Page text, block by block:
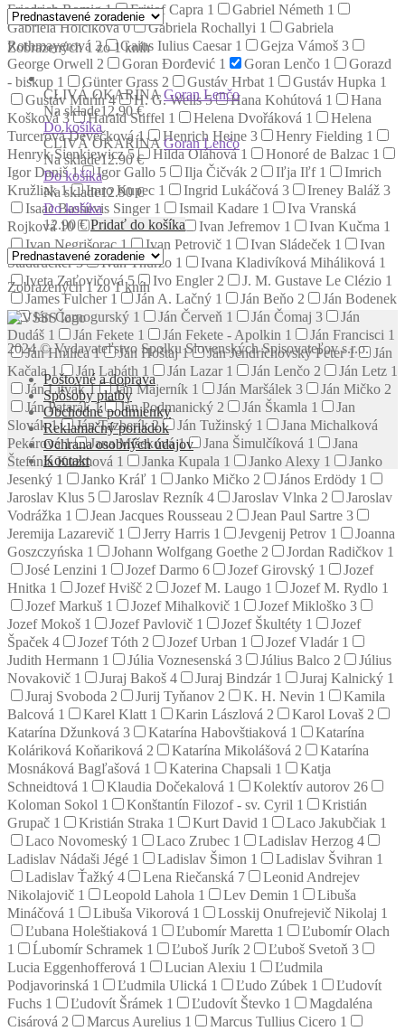
Friedrich Romig1 Fritjof Capra 1 Gabriel Németh 1
Gabriela Holčíková0 Gabriela Rochallyi 1
Gabriela
Rothmayerová 2 Gaius Iulius Caesar 1 Gejza Vámoš 3
George Orwell 2 Goran Đorđević 1 Goran Lenčo 1
Gorazd
- biskup 1 Günter Grass 2 Gustáv Hrbat 1 Gustáv Hupka 1
Gustáv Murín4 H. G. Wells5 Hana Kohútová 1
Hana
Košková3 Harald Stiffel 1 Helena Dvořáková 1
Helena
Turcerová Devečková1 Henrich Heine 3 Henry Fielding 1
Henryk Sienkiewicz5 Hilda Oláhová1 Honoré de Balzac 1
Igor Daniš1 Igor Gallo 5 Ilja Čičvák 2 Iľja Iľf 1
Imrich
Kružliak1 Imro Kupec 1 Ingrid Lukáčová 3 Ireney Baláž 3
Isaac Bashevis Singer 1 Ismail Kadare 1
Iva Vranská
Rojková10 Ivan Izakovič1 Ivan Jefremov 1 Ivan Kučma 1
Ivan Negrišorac1 Ivan Petrovič 1 Ivan Sládeček 1
Ivan
Stadtrucker3 Ivan Thurzo 1 Ivana Kladivíková Miháliková 1
Iveta Zaťovičová5 Ivo Engler 2 J. M. Gustave Le Clézio 1
James Fulcher 1 Ján A. Lačný 1 Ján Beňo 2
Ján Bodenek
1
Ján Čarnogurský 1 Ján Červeň 1 Ján Čomaj 3
Ján
Dudáš 1 Ján Fekete 1 Ján Fekete - Apolkin 1 Ján Francisci 1
Ján Hnilica1 Ján Hoštaj1 Ján Jendrichovský Peter1
Ján
Kačala1 Ján Labáth 1 Ján Lazar 1 Ján Lenčo 2 Ján Letz 1
Ján Litvák1 Ján Majerník 1 Ján Maršálek 3 Ján Mičko 2
Ján Patarák1 Ján Podmanický 2 Ján Škamla 1
Jan
Slovák1 Ján Tazberík2 Ján Tužinský 1
Jana Michalková
Pekárová1 Jana Mišeková1 Jana Šimulčíková 1
Jana
Štefánia Kuzmová 1 Janka Kupala 1 Janko Alexy 1
Janko
Jesenký 1 Janko Kráľ 1 Janko Mičko 2 János Erdödy 1
Jaroslav Klus 5 Jaroslav Rezník 4 Jaroslav Vlnka 2
Jaroslav
Vodrážka 1 Jean Jacques Rousseau 2 Jean Paul Sartre 3
Jeremija Lazarevič 1 Jerry Harris 1 Jevgenij Petrov 1
Joanna
Goszczyńska 1 Johann Wolfgang Goethe 2 Jordan Radičkov 1
José Lenzini 1 Jozef Darmo 6 Jozef Girovský 1
Jozef
Hnitka 1 Jozef Hvišč 2 Jozef M. Laugo 1 Jozef M. Rydlo 1
Jozef Markuš 1 Jozef Mihalkovič 1 Jozef Mikloško 3
Jozef Mokoš 1 Jozef Pavlovič 1 Jozef Škultéty 1
Jozef
Špaček 4 Jozef Tóth 2 Jozef Urban 1 Jozef Vladár 1
Judith Hermann 1 Júlia Voznesenská 3 Július Balco 2
Július
Novakovič 1 Juraj Bakoš 4 Juraj Bindzár 1 Juraj Kalnický 1
Juraj Svoboda 2 Jurij Tyňanov 2 K. H. Nevin 1
Kamila
Balcová 1 Karel Klatt 1 Karin Lászlová 2 Karol Lovaš 2
Katarína Džunková 3 Katarína Habovštiaková 1
Katarína
Koláriková Koňariková 2 Katarína Mikolášová 2
Katarína
Mosnáková Bagľašová 1 Katerina Chapsali 1
Katja
Schneidtová 1 Klaudia Dočekalová 1 Kolektív autorov 26
Koloman Sokol 1 Konštantín Filozof - sv. Cyril 1
Kristián
Grupač 1 Kristián Straka 1 Kurt David 1 Laco Jakubčiak 1
Laco Novomeský 1 Laco Zrubec 1 Ladislav Herzog 4
Ladislav Nádaši Jégé 1 Ladislav Šimon 1 Ladislav Švihran 1
Ladislav Ťažký 4 Lena Riečanská 7
Leonid Andrejev
Nikolajovič 1 Leopold Lahola 1 Lev Demin 1
Libuša
Mináčová 1 Libuša Vikorová 1 Losskij Onufrejevič Nikolaj 1
Ľubana Holeštiaková 1 Ľubomír Maretta 1
Ľubomír Olach
1
Ĺubomír Schramek 1 Ľuboš Jurík 2 Ľuboš Svetoň 3
Lucia Eggenhofferová 1 Lucian Alexiu 1
Ľudmila
Podjavorinská 1 Ľudmila Ulická 1 Ľudo Zúbek 1
Ľudovít
Fuchs 1 Ľudovít Šrámek 1 Ľudovít Števko 1
Magdaléna
Cisárová 2 Marcus Aurelius 1 Marcus Tullius Cicero 1
Zobrazených 1 zo 1 kníh
CLIVÁ OKARÍNA Goran Lenčo
Na sklade12.90 €
Do košíka
CLIVÁ OKARÍNA Goran Lenčo
Na sklade12.90 €
Do košíka
Na sklade12.90 €
Do košíka
12.90€ Pridať do košíka
Zobrazených 1 zo 1 kníh
2024 © Vydavateľstvo Spolku Slovenských Spisovateľov s.r.o.
Poštovné a doprava
Spôsoby platby
Obchodné podmienky
Reklamačný poriadok
Ochrana osobných údajov
Kontakt